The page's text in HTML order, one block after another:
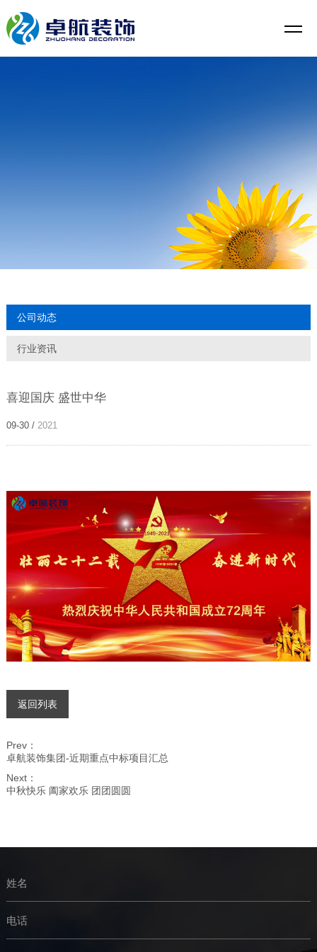
公司动态
行业资讯
喜迎国庆 盛世中华
09-30 / 2021
返回列表
Prev：
卓航装饰集团-近期重点中标项目汇总
Next：
中秋快乐 阖家欢乐 团团圆圆